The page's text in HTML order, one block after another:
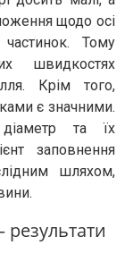
щодо осі
частинок. Тому
швидкостях
Крім того,
є значними.
та їх
заповнення
шляхом,
результати